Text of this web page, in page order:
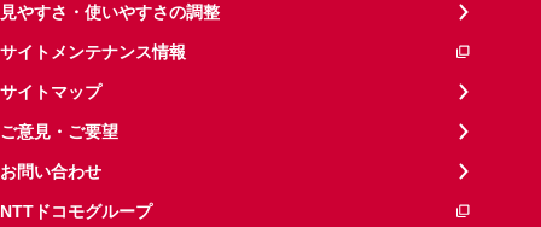
見やすさ・使いやすさの調整
サイトメンテナンス情報
サイトマップ
ご意見・ご要望
お問い合わせ
NTTドコモグループ